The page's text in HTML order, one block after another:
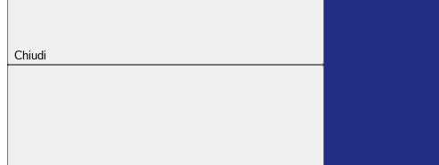
Chiudi